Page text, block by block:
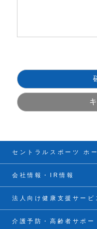
セントラルスポーツ ホ
会社情報・IR情報
法人向け健康支援サービ
介護予防・高齢者サポー